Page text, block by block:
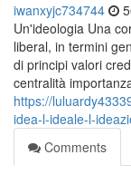
iwanxyjc734744
Un'ideologia Una
liberal, in termini
di principi valori
centralità
https://
idea-l-ideale-l-
Comments